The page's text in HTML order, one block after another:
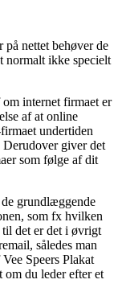
på nettet behøver de
normalt ikke specielt
internet firmaet er
af at online
undertiden
giver det
som følge af dit
grundlæggende
som fx hvilken
det er det i øvrigt
således man
Speers Plakat
du leder efter et